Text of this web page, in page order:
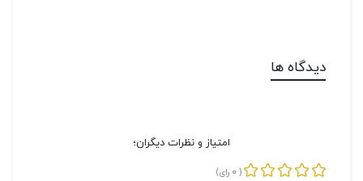
دیدگاه ها
امتیاز و نظرات دیگران؛
(
0 رای)